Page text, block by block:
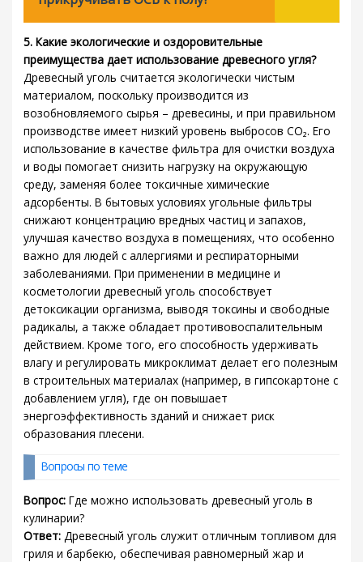
5. Какие экологические и оздоровительные
преимущества дает использование древесного угля?
Древесный уголь считается экологически чистым
материалом, поскольку производится из
возобновляемого сырья – древесины, и при правильном
производстве имеет низкий уровень выбросов CO₂. Его
использование в качестве фильтра для очистки воздуха
и воды помогает снизить нагрузку на окружающую
среду, заменяя более токсичные химические
адсорбенты. В бытовых условиях угольные фильтры
снижают концентрацию вредных частиц и запахов,
улучшая качество воздуха в помещениях, что особенно
важно для людей с аллергиями и респираторными
заболеваниями. При применении в медицине и
косметологии древесный уголь способствует
детоксикации организма, выводя токсины и свободные
радикалы, а также обладает противовоспалительным
действием. Кроме того, его способность удерживать
влагу и регулировать микроклимат делает его полезным
в строительных материалах (например, в гипсокартоне с
добавлением угля), где он повышает
энергоэффективность зданий и снижает риск
образования плесени.
Вопросы по теме
Вопрос: Где можно использовать древесный уголь в
кулинарии?
Ответ: Древесный уголь служит отличным топливом для
гриля и барбекю, обеспечивая равномерный жар и